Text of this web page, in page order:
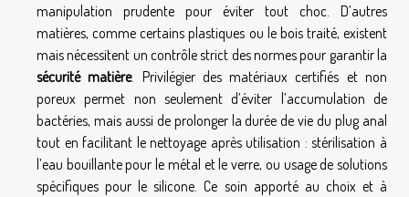
manipulation prudente pour éviter tout choc. D’autres
matières, comme certains plastiques ou le bois traité, existent
mais nécessitent un contrôle strict des normes pour garantir la
sécurité matière. Privilégier des matériaux certifiés et non
poreux permet non seulement d’éviter l’accumulation de
bactéries, mais aussi de prolonger la durée de vie du plug anal
tout en facilitant le nettoyage après utilisation : stérilisation à
l’eau bouillante pour le métal et le verre, ou usage de solutions
spécifiques pour le silicone. Ce soin apporté au choix et à